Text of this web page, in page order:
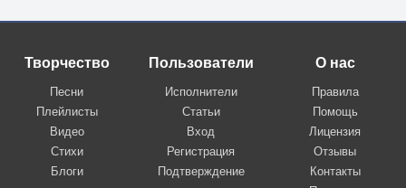
Творчество
Песни
Плейлисты
Видео
Стихи
Блоги
Пользователи
Исполнители
Статьи
Вход
Регистрация
Подтверждение
О нас
Правила
Помощь
Лицензия
Отзывы
Контакты